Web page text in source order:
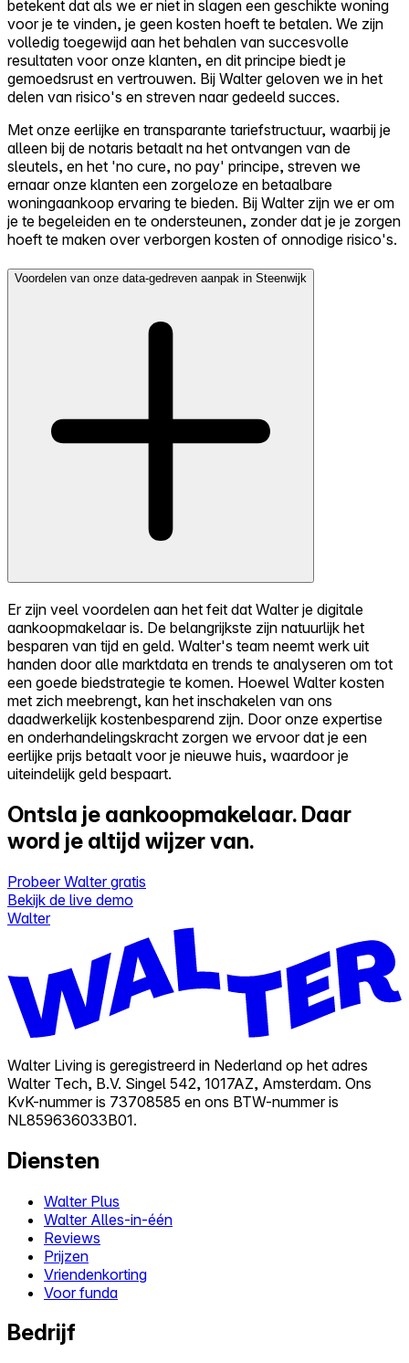
betekent dat als we er niet in slagen een geschikte woning
voor je te vinden, je geen kosten hoeft te betalen. We zijn
volledig toegewijd aan het behalen van succesvolle
resultaten voor onze klanten, en dit principe biedt je
gemoedsrust en vertrouwen. Bij Walter geloven we in het
delen van risico's en streven naar gedeeld succes.
Met onze eerlijke en transparante tariefstructuur, waarbij je
alleen bij de notaris betaalt na het ontvangen van de
sleutels, en het 'no cure, no pay' principe, streven we
ernaar onze klanten een zorgeloze en betaalbare
woningaankoop ervaring te bieden. Bij Walter zijn we er om
je te begeleiden en te ondersteunen, zonder dat je je zorgen
hoeft te maken over verborgen kosten of onnodige risico's.
Voordelen van onze data-gedreven aanpak in Steenwijk
Er zijn veel voordelen aan het feit dat Walter je digitale
aankoopmakelaar is. De belangrijkste zijn natuurlijk het
besparen van tijd en geld. Walter's team neemt werk uit
handen door alle marktdata en trends te analyseren om tot
een goede biedstrategie te komen. Hoewel Walter kosten
met zich meebrengt, kan het inschakelen van ons
daadwerkelijk kostenbesparend zijn. Door onze expertise
en onderhandelingskracht zorgen we ervoor dat je een
eerlijke prijs betaalt voor je nieuwe huis, waardoor je
uiteindelijk geld bespaart.
Ontsla je aankoopmakelaar. Daar
word je altijd wijzer van.
Probeer Walter gratis
Bekijk de live demo
Walter
Walter Living is geregistreerd in Nederland op het adres
Walter Tech, B.V. Singel 542, 1017AZ, Amsterdam. Ons
KvK-nummer is 73708585 en ons BTW-nummer is
NL859636033B01.
Diensten
Walter Plus
Walter Alles-in-één
Reviews
Prijzen
Vriendenkorting
Voor funda
Bedrijf